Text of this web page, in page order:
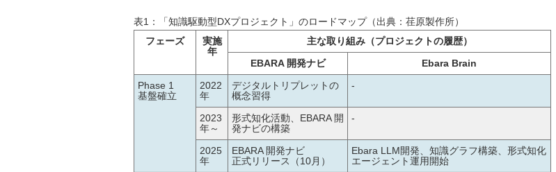
表1：「知識駆動型DXプロジェクト」のロードマップ（出典：荏原製作所）
フェーズ
実施
年
主な取り組み（プロジェクトの履歴）
EBARA 開発ナビ
Ebara Brain
Phase 1
基盤確立
2022
年
デジタルトリプレットの
概念習得
-
2023
年～
形式知化活動、EBARA 開
発ナビの構築
-
2025
年
EBARA 開発ナビ
正式リリース（10月）
Ebara LLM開発、知識グラフ構築、形式知化
エージェント運用開始